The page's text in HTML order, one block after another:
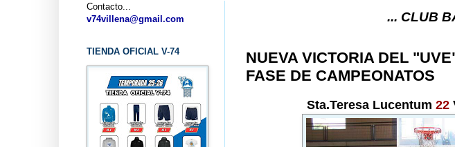
... CLUB
NUEVA VICTORIA DEL
FASE DE CAMPEONATOS
Sta.Teresa Lucentum 22
Contacto...
v74villena@gmail.com
TIENDA OFICIAL V-74